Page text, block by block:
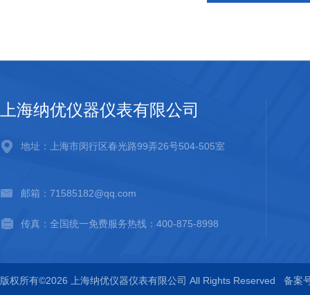
上海纳优仪器仪表有限公司
地址：上海市闵行区春光路99弄26号504-505室
邮箱：71585182@qq.com
传真：全国统一免费服务热线：400-875-8998
版权所有©2026 上海纳优仪器仪表有限公司 All Rights Reserved 备案